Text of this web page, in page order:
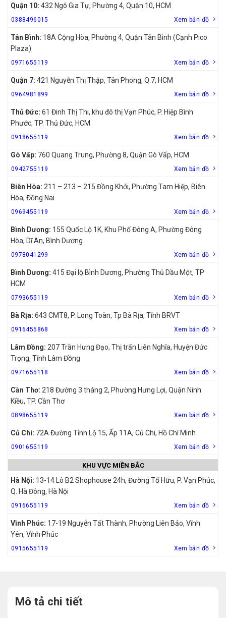
Quận 10: 432 Ngô Gia Tự, Phường 4, Quận 10, HCM
0388496015 Xem bản đồ
Tân Bình: 18A Cộng Hòa, Phường 4, Quận Tân Bình (Cạnh Pico
Plaza)
0971655119 Xem bản đồ
Quận 7: 421 Nguyễn Thị Thập, Tân Phong, Q.7, HCM
0964981899 Xem bản đồ
Thủ Đức: 61 Đinh Thị Thi, khu đô thị Vạn Phúc, P. Hiệp Bình
Phước, TP. Thủ Đức, HCM
0918655119 Xem bản đồ
Gò Vấp: 760 Quang Trung, Phường 8, Quận Gò Vấp, HCM
0942755119 Xem bản đồ
Biên Hòa: 211 – 213 – 215 Đồng Khởi, Phường Tam Hiệp, Biên
Hòa, Đồng Nai
0969455119 Xem bản đồ
Bình Dương: 155 Quốc Lộ 1K, Khu Phố Đông A, Phường Đông
Hòa, Dĩ An, Bình Dương
0978041299 Xem bản đồ
Bình Dương: 415 Đại lộ Bình Dương, Phường Thủ Dầu Một, TP
HCM
0793655119 Xem bản đồ
Bà Rịa: 643 CMT8, P. Long Toàn, Tp Bà Rịa, Tỉnh BRVT
0916455868 Xem bản đồ
Lâm Đồng: 207 Trần Hưng Đạo, Thị trấn Liên Nghĩa, Huyện Đức
Trọng, Tỉnh Lâm Đồng
0971655118 Xem bản đồ
Cần Thơ: 218 Đường 3 tháng 2, Phường Hưng Lợi, Quận Ninh
Kiều, TP. Cần Thơ
0898655119 Xem bản đồ
Củ Chi: 72A Đường Tỉnh Lộ 15, Ấp 11A, Củ Chi, Hồ Chí Minh
0901655119 Xem bản đồ
KHU VỰC MIỀN BẮC
Hà Nội: 13-14 Lô B2 Shophouse 24h, Đường Tố Hữu, P. Vạn Phúc,
Q. Hà Đông, Hà Nội
0916655119 Xem bản đồ
Vĩnh Phúc: 17-19 Nguyễn Tất Thành, Phường Liên Bảo, Vĩnh
Yên, Vĩnh Phúc
0915655119 Xem bản đồ
Mô tả chi tiết